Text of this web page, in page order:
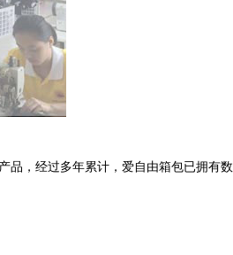
，经过多年累计，爱自由箱包已拥有